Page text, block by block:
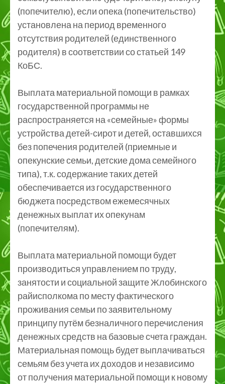
(попечителю), если опека (попечительство)
установлена на период временного
отсутствия родителей (единственного
родителя) в соответствии со статьей 149
КоБС.
Выплата материальной помощи в рамках
государственной программы не
распространяется на «семейные» формы
устройства детей-сирот и детей, оставшихся
без попечения родителей (приемные и
опекунские семьи, детские дома семейного
типа), т.к. содержание таких детей
обеспечивается из государственного
бюджета посредством ежемесячных
денежных выплат их опекунам
(попечителям).
Выплата материальной помощи будет
производиться управлением по труду,
занятости и социальной защите Жлобинского
райисполкома по месту фактического
проживания семьи по заявительному
принципу путём безналичного перечисления
денежных средств на базовые счета граждан.
Материальная помощь будет выплачиваться
семьям без учета их доходов и независимо
от получения материальной помощи к новому